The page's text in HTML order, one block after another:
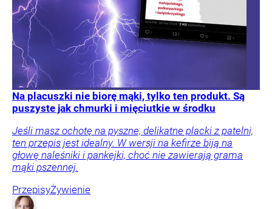
Na placuszki nie biorę mąki, tylko ten produkt. Są
puszyste jak chmurki i mięciutkie w środku
Jeśli masz ochotę na pyszne, delikatne placki z patelni,
ten przepis jest idealny. W wersji na kefirze biją na
głowę naleśniki i pankejki, choć nie zawierają grama
mąki pszennej.
PrzepisyŻywienie